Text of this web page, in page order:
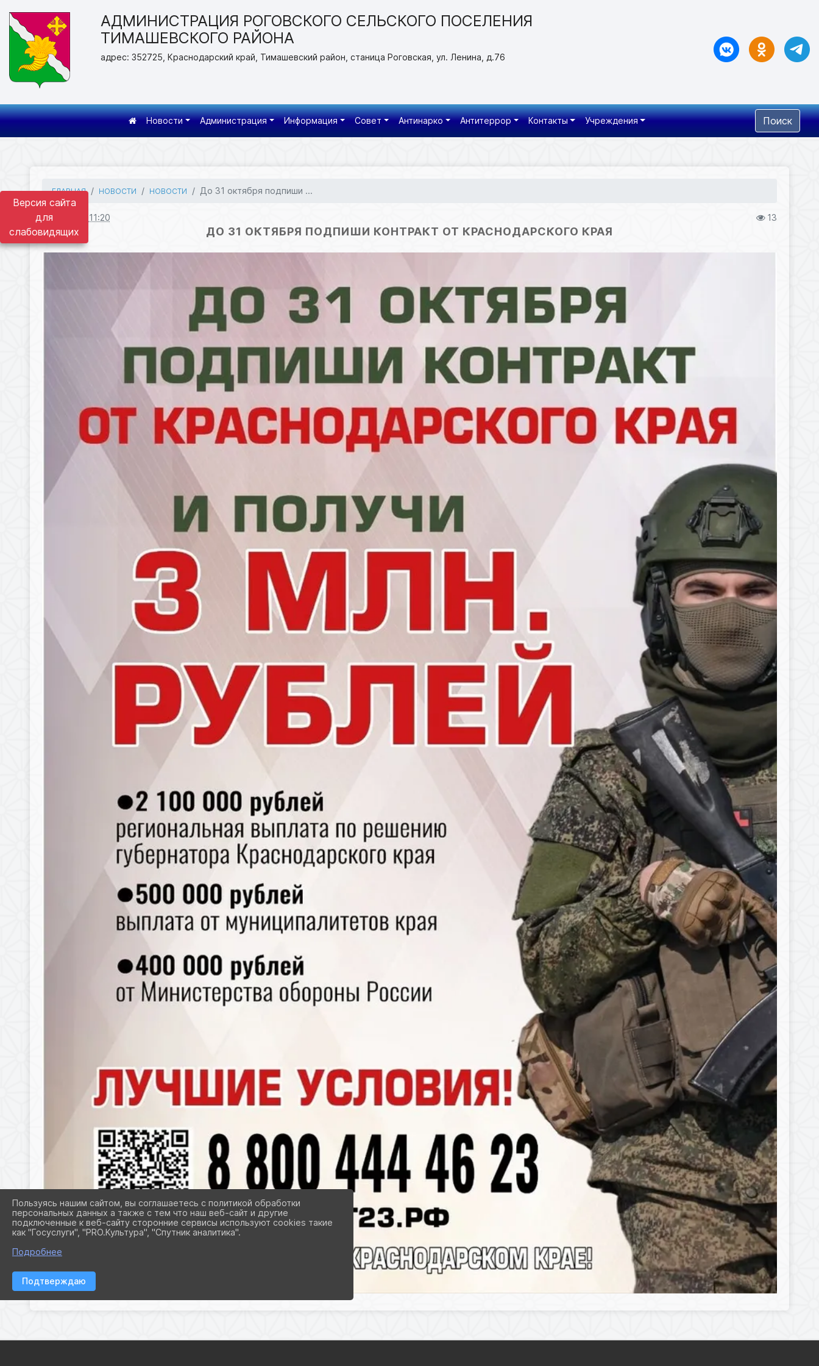
Версия сайта
для
слабовидящих
АДМИНИСТРАЦИЯ РОГОВСКОГО СЕЛЬСКОГО ПОСЕЛЕНИЯ
ТИМАШЕВСКОГО РАЙОНА
адрес: 352725, Краснодарский край, Тимашевский район, станица Роговская, ул. Ленина, д.76
Новости Администрация Информация Совет Антинарко Антитеррор Контакты Учреждения Поиск
ГЛАВНАЯ НОВОСТИ НОВОСТИ До 31 октября подпиши ...
16.10.2025 11:20 13
ДО 31 ОКТЯБРЯ ПОДПИШИ КОНТРАКТ ОТ КРАСНОДАРСКОГО КРАЯ
Пользуясь нашим сайтом, вы соглашаетесь с политикой обработки
персональных данных а также с тем что наш веб-сайт и другие
подключенные к веб-сайту сторонние сервисы используют cookies такие
как "Госуслуги", "PRO.Культура", "Спутник аналитика".
Подробнее
Подтверждаю